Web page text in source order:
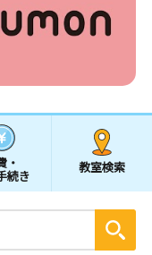
・
続き
教室検索